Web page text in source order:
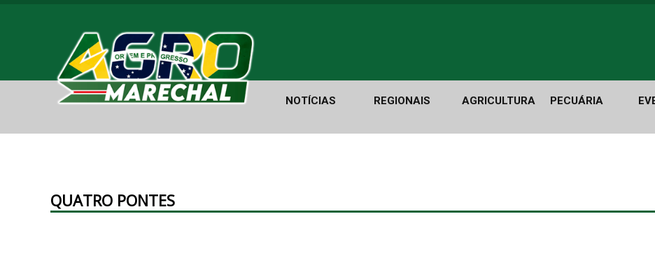
NOTÍCIAS REGIONAIS AGRICULTURA PECUÁRIA
QUATRO PONTES